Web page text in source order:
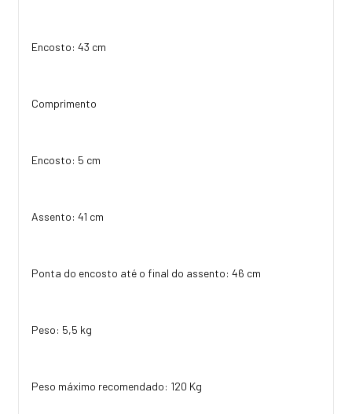
Encosto: 43 cm
Comprimento
Encosto: 5 cm
Assento: 41 cm
Ponta do encosto até o final do assento: 46 cm
Peso: 5,5 kg
Peso máximo recomendado: 120 Kg